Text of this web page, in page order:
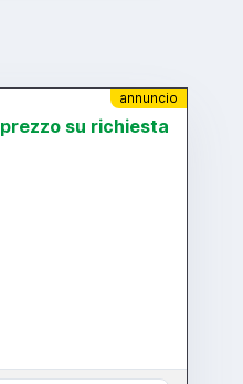
annuncio
prezzo su richiesta